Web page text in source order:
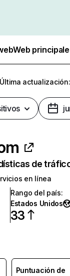
Web
Última
de
en línea
Rango del país:
Estados Unidos
33
Puntuación de